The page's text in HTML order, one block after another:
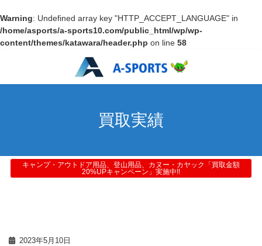
Warning: Undefined array key "HTTP_ACCEPT_LANGUAGE" in
/home/asports/a-sports10.com/public_html/wp/wp-
content/themes/katawara/header.php on line 58
買取実績
キャンプ・アウトドア用品、登山用品、カヌー・カヤック「買取金額
20%UPキャンペーン」実施中!!
2023年5月10日